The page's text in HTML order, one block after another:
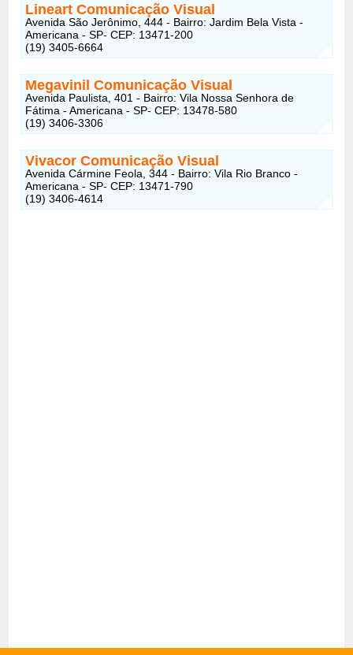
Lineart Comunicação Visual
Avenida São Jerônimo, 444 - Bairro: Jardim Bela Vista -
Americana - SP- CEP: 13471-200
(19) 3405-6664
Megavinil Comunicação Visual
Avenida Paulista, 401 - Bairro: Vila Nossa Senhora de
Fátima - Americana - SP- CEP: 13478-580
(19) 3406-3306
Vivacor Comunicação Visual
Avenida Cármine Feola, 344 - Bairro: Vila Rio Branco -
Americana - SP- CEP: 13471-790
(19) 3406-4614